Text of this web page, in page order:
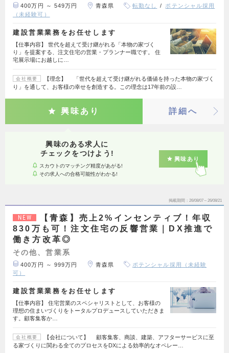
400万円 ～ 549万円 青森県 転勤なし
ポテンシャル採用
（未経験可）
建設営業業務をお任せします
【仕事内容】 世代を超えて受け継がれる「本物の家づく
り」を提案する、注文住宅の営業・プランナー職です。 住
宅展示場にお越しに…
会社概要
【理念】 「世代を超えて受け継がれる価値を持った本物の家づく
り」を通して、お客様の幸せを創造する。この理念は17年前の設…
興味あり 詳細へ
興味のある求人に
チェックをつけよう!
スカウトのマッチング精度があがる!
その求人への合格可能性がわかる!
興味あり
掲載期間 26/08/07～26/08/21
NEW
【青森】売上2%インセンティブ！年収
830万も可！注文住宅の反響営業｜DX推進で
働き方改革◎
その他、営業系
400万円 ～ 999万円 青森県
ポテンシャル採用（未経験
可）
建設営業業務をお任せします
【仕事内容】 住宅営業のスペシャリストとして、お客様の
理想の住まいづくりをトータルプロデュースしていただきま
す。顧客集客か…
会社概要
【会社について】 顧客集客、商談、建築、アフターサービスに至
る家づくりに関わる全てのプロセスをDXによる効率的なオペレー…